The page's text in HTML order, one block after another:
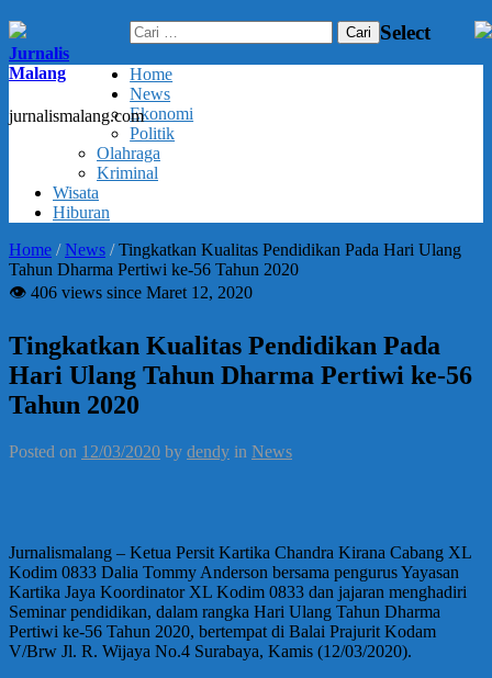
Jurnalis
Malang
jurnalismalang.com
Cari
untuk:
Select
Home
News
Ekonomi
Politik
Olahraga
Kriminal
Wisata
Hiburan
Home /News /Tingkatkan Kualitas Pendidikan Pada Hari Ulang
Tahun Dharma Pertiwi ke-56 Tahun 2020
👁 406 views since Maret 12, 2020
Tingkatkan Kualitas Pendidikan Pada
Hari Ulang Tahun Dharma Pertiwi ke-56
Tahun 2020
Posted on 12/03/2020 by dendy in News
Jurnalismalang – Ketua Persit Kartika Chandra Kirana Cabang XL
Kodim 0833 Dalia Tommy Anderson bersama pengurus Yayasan
Kartika Jaya Koordinator XL Kodim 0833 dan jajaran menghadiri
Seminar pendidikan, dalam rangka Hari Ulang Tahun Dharma
Pertiwi ke-56 Tahun 2020, bertempat di Balai Prajurit Kodam
V/Brw Jl. R. Wijaya No.4 Surabaya, Kamis (12/03/2020).